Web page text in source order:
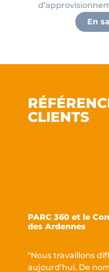
En
CLIENTS
PARC 360 et le
des Ardennes
"Nous travaillons
aujourd’hui. De